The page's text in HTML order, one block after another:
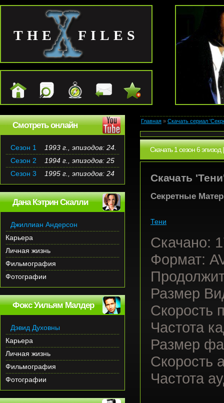
THE FILES
Главная » Скачать сериал
Скачать 1 сезон 6 эпизод
Скачать
Секретные
Тени
Скачано:
Формат:
Размер
Скорость
Частота
Размер
Скорость
Частота
Смотреть онлайн
Сезон 1
1993 г., эпизодов: 24.
Сезон 2
1994 г., эпизодов: 25
Сезон 3
1995 г., эпизодов: 24
Дана Кэтрин Скалли
Джиллиан Андерсон
Карьера
Личная жизнь
Фильмография
Фотографии
Фокс Уильям Малдер
Дэвид Духовны
Карьера
Личная жизнь
Фильмография
Фотографии